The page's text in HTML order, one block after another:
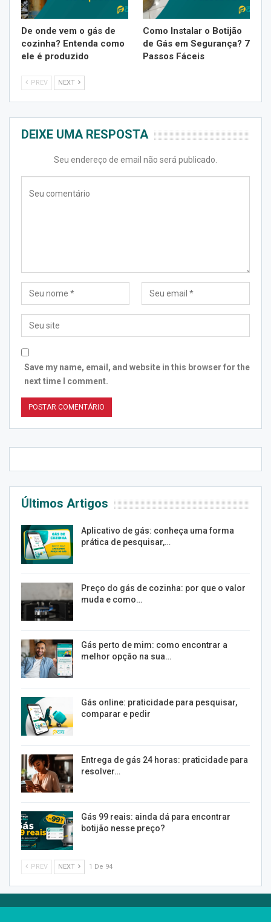
De onde vem o gás de
cozinha? Entenda como
ele é produzido
Como Instalar o Botijão
de Gás em Segurança? 7
Passos Fáceis
PREV NEXT
DEIXE UMA RESPOSTA
Seu endereço de email não será publicado.
Save my name, email, and website in this browser for the
next time I comment.
Últimos Artigos
Aplicativo de gás: conheça uma forma
prática de pesquisar,…
Preço do gás de cozinha: por que o valor
muda e como…
Gás perto de mim: como encontrar a
melhor opção na sua…
Gás online: praticidade para pesquisar,
comparar e pedir
Entrega de gás 24 horas: praticidade para
resolver…
Gás 99 reais: ainda dá para encontrar
botijão nesse preço?
PREV NEXT 1 De 94